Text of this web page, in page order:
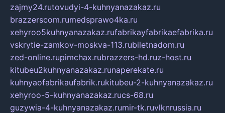
zajmy24.rutovudyi-4-kuhnyanazakaz.ru
brazzerscom.rumedsprawo4ka.ru
xehyroo5kuhnyanazakaz.rufabrikayfabrikaefabrika.ru
vskrytie-zamkov-moskva-113.rubiletnadom.ru
zed-online.rupimchax.rubrazzers-hd.ruz-host.ru
kitubeu2kuhnyanazakaz.runaperekate.ru
kuhnyaofabrikaufabrik.rukitubeu-2-kuhnyanazakaz.ru
xehyroo-5-kuhnyanazakaz.rucs-68.ru
guzywia-4-kuhnyanazakaz.rumir-tk.ruvlknrussia.ru